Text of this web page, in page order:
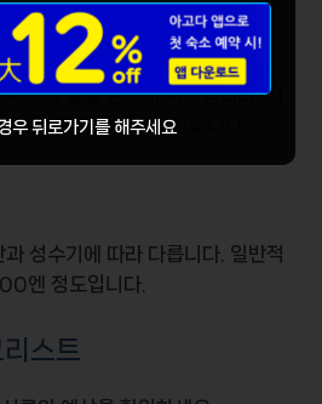
시간에 맞춰 운행이 시작됩니다. 저
운 조망을 즐길 수 있습니다.
성수기에 따라 다릅니다. 일반적
엔 정도입니다.
스트
우 뒤로가기를 해주세요